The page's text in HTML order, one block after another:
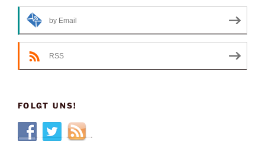
by Email
RSS
FOLGT UNS!